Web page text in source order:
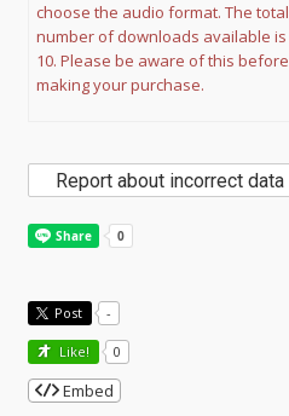
choose the audio format. The total
number of downloads available is
10. Please be aware of this before
making your purchase.
Report about incorrect data
Post -
Like! 0
Embed